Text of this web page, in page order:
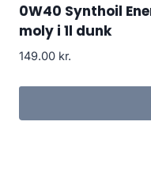
0W40 Synthoil
moly i 1l dunk
149.00 kr.